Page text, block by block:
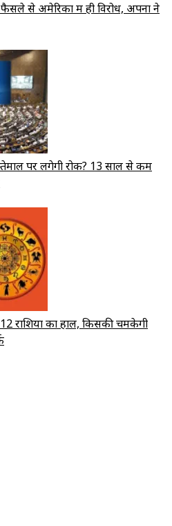
से अमेरिका में ही विरोध, अपनों ने
पर लगेगी रोक? 13 साल से कम
राशियों का हाल, किसकी चमकेगी